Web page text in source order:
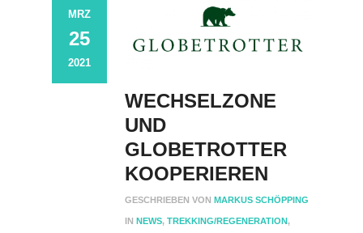
MRZ
25
2021
WECHSELZONE
UND
GLOBETROTTER
KOOPERIEREN
GESCHRIEBEN VON MARKUS SCHÖPPING
IN NEWS, TREKKING/REGENERATION,